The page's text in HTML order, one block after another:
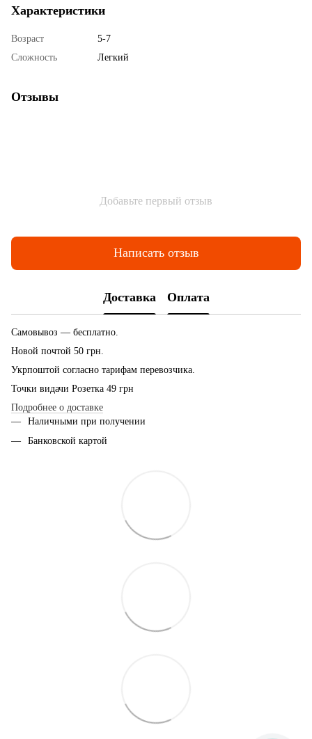
Характеристики
Возраст
5-7
Сложность
Легкий
Отзывы
Добавьте первый отзыв
Написать отзыв
Доставка Оплата
Самовывоз — бесплатно.
Новой почтой 50 грн.
Укрпоштой согласно тарифам перевозчика.
Точки видачи Розетка 49 грн
Подробнее о доставке
Наличными при получении
Банковской картой